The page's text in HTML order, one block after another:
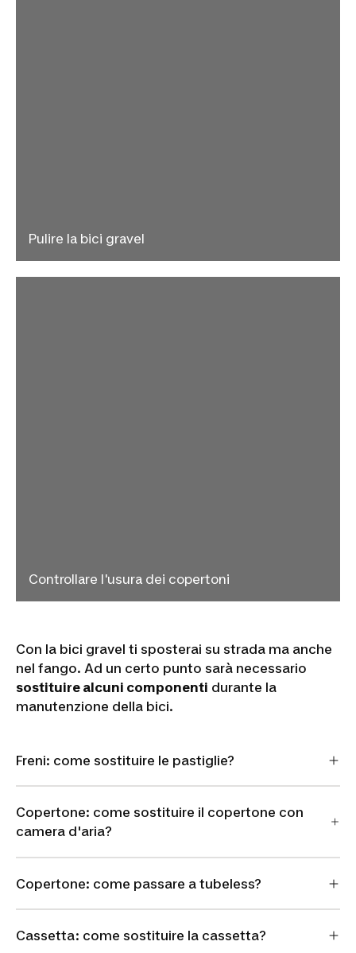
Pulire la bici gravel
Controllare l'usura dei copertoni
Con la bici gravel ti sposterai su strada ma anche
nel fango. Ad un certo punto sarà necessario
sostituire alcuni componenti durante la
manutenzione della bici.
Freni: come sostituire le pastiglie?
Copertone: come sostituire il copertone con
camera d'aria?
Copertone: come passare a tubeless?
Cassetta: come sostituire la cassetta?